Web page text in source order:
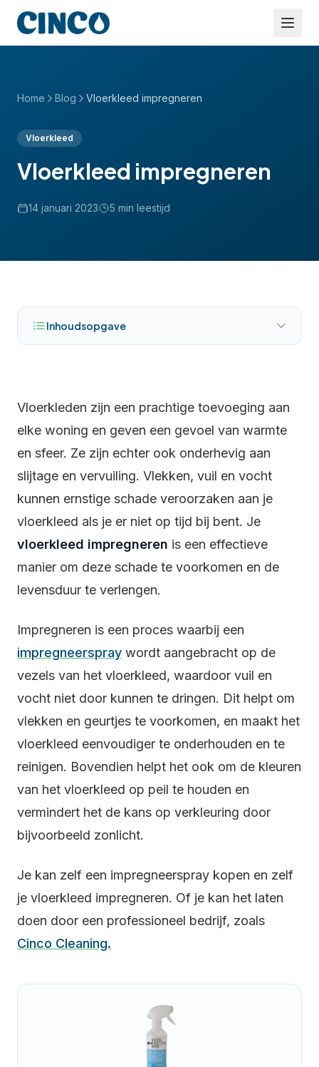
Home Blog Vloerkleed impregneren
Vloerkleed
Vloerkleed impregneren
14 januari 2023 5 min leestijd
Inhoudsopgave
Vloerkleden zijn een prachtige toevoeging aan
elke woning en geven een gevoel van warmte
en sfeer. Ze zijn echter ook onderhevig aan
slijtage en vervuiling. Vlekken, vuil en vocht
kunnen ernstige schade veroorzaken aan je
vloerkleed als je er niet op tijd bij bent. Je
vloerkleed impregneren is een effectieve
manier om deze schade te voorkomen en de
levensduur te verlengen.
Impregneren is een proces waarbij een
impregneerspray wordt aangebracht op de
vezels van het vloerkleed, waardoor vuil en
vocht niet door kunnen te dringen. Dit helpt om
vlekken en geurtjes te voorkomen, en maakt het
vloerkleed eenvoudiger te onderhouden en te
reinigen. Bovendien helpt het ook om de kleuren
van het vloerkleed op peil te houden en
vermindert het de kans op verkleuring door
bijvoorbeeld zonlicht.
Je kan zelf een impregneerspray kopen en zelf
je vloerkleed impregneren. Of je kan het laten
doen door een professioneel bedrijf, zoals
Cinco Cleaning.